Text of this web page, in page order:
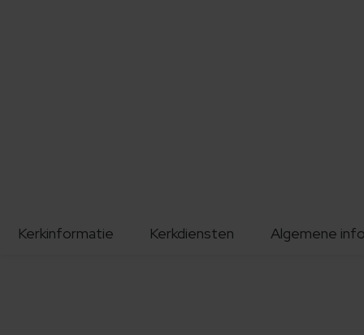
Kerkinformatie Kerkdiensten Algemene